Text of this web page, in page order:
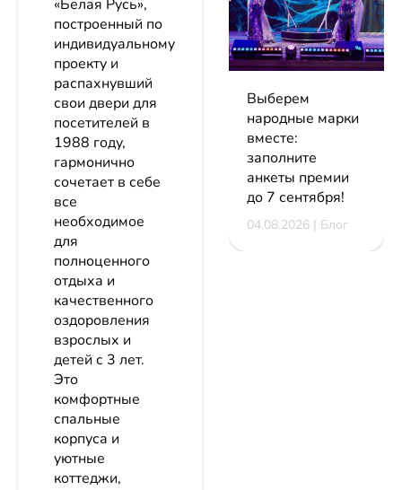
«Белая Русь»,
построенный по
индивидуальному
проекту и
распахнувший
свои двери для
посетителей в
1988 году,
гармонично
сочетает в себе
все
необходимое
для
полноценного
отдыха и
качественного
оздоровления
взрослых и
детей с 3 лет.
Это
комфортные
спальные
корпуса и
уютные
коттеджи,
Выберем
народные марки
вместе:
заполните
анкеты премии
до 7 сентября!
04.08.2026 | Блог